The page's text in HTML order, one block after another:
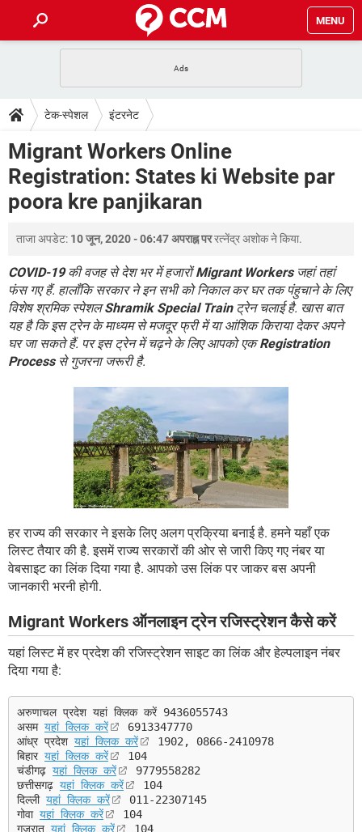
MENU
फोन पर अकाउंट बैलेंस चेक
WhatsApp Hack हो गया? Lucky Patcher यूज करें
टेक-स्पेशल
2020 के फ्री एंटीवायरस
बेस्ट फ्री ऑनलाइन गेम्स
डाउनलोड
Vidmate PUBG Mobile
WhatsRemoved+
FORUM
TikTok Account Freeze हो गया
SBI बैंक अकाउंट नंबर पता करें
सीरियल और पैरलल पोर्ट
टेक-स्पेशल इंटरनेट
Migrant Workers Online
Registration: States ki Website par
poora kre panjikaran
ताजा अपडेट: 10 जून, 2020 - 06:47 अपराह्न पररत्नेंद्र अशोकने किया.
COVID-19की वजह से देश भर में हजारोंMigrant Workersजहां तहां
फंस गए हैं. हालाँकि सरकार ने इन सभी को निकाल कर घर तक पंहुचाने के लिए
विशेष श्रमिक स्पेशलShramik Special Trainट्रेन चलाई है. खास बात
यह है कि इस ट्रेन के माध्यम से मजदूर फ्री में या आंशिक किराया देकर अपने
घर जा सकते हैं. पर इस ट्रेन में चढ़ने के लिए आपको एकRegistration
Processसे गुजरना जरूरी है.
हर राज्य की सरकार ने इसके लिए अलग प्रक्रिया बनाई है. हमने यहाँ एक
लिस्ट तैयार की है. इसमें राज्य सरकारों की ओर से जारी किए गए नंबर या
वेबसाइट का लिंक दिया गया है. आपको उस लिंक पर जाकर बस अपनी
जानकारी भरनी होगी.
Migrant Workers ऑनलाइन ट्रेन रजिस्ट्रेशन कैसे करें
यहां लिस्ट में हर प्रदेश की रजिस्ट्रेशन साइट का लिंक और हेल्पलाइन नंबर
दिया गया है:
अरुणाचल प्रदेश यहां क्लिक करें 9436055743
असम यहां क्लिक करें
6913347770
आंध्र प्रदेश यहां क्लिक करें
1902, 0866-2410978
बिहार यहां क्लिक करें
104
चंडीगढ़ यहां क्लिक करें
9779558282
छत्तीसगढ़ यहां क्लिक करें
104
दिल्ली यहां क्लिक करें
011-22307145
गोवा यहां क्लिक करें
104
गुजरात यहां क्लिक करें
104